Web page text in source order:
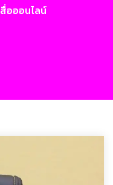
สื่อออนไลน์